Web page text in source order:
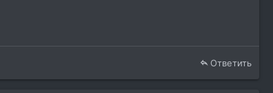
Ответить